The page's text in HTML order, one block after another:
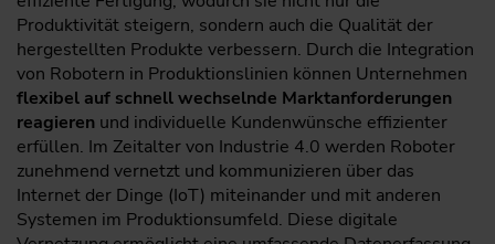
Produktivität steigern, sondern auch die Qualität der
hergestellten Produkte verbessern. Durch die Integration
von Robotern in Produktionslinien können Unternehmen
flexibel auf schnell wechselnde Marktanforderungen
reagieren und individuelle Kundenwünsche effizienter
erfüllen. Im Zeitalter von Industrie 4.0 werden Roboter
zunehmend vernetzt und kommunizieren über das
Internet der Dinge (IoT) miteinander und mit anderen
Systemen im Produktionsumfeld. Diese digitale